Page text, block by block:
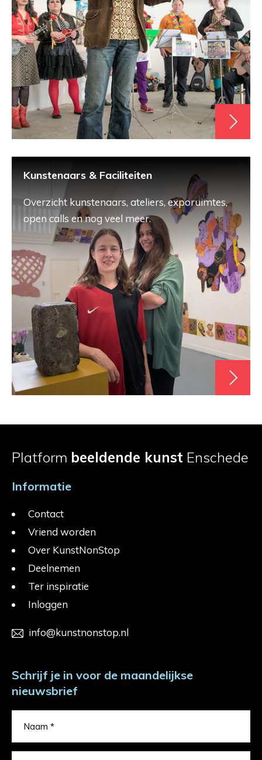
Kunstenaars & Faciliteiten
Overzicht kunstenaars, ateliers, exporuimtes,
open calls en nog veel meer.
Platform beeldende kunst Enschede
Informatie
Contact
Vriend worden
Over KunstNonStop
Deelnemen
Ter inspiratie
Inloggen
info@kunstnonstop.nl
Schrijf je in voor de maandelijkse
nieuwsbrief